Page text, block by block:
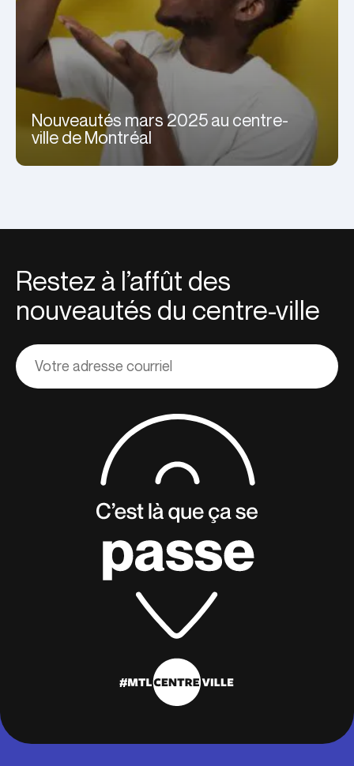
Nouveautés mars 2025 au centre-
ville de Montréal
Restez à l’affût des
nouveautés du centre-ville
Adresse
courriel